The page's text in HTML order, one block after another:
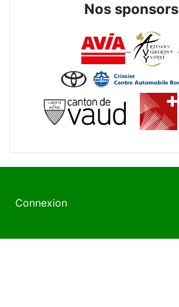
Nos sponsors
Connexion